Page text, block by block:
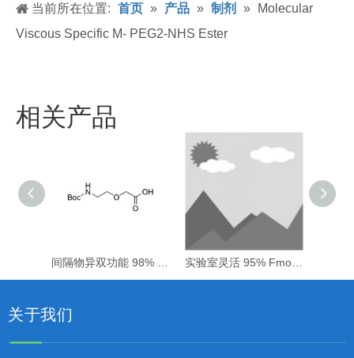
当前所在位置: 首页 » 产品 » 制剂 »
Molecular
Viscous Specific M- PEG2-NHS Ester
相关产品
关于我们